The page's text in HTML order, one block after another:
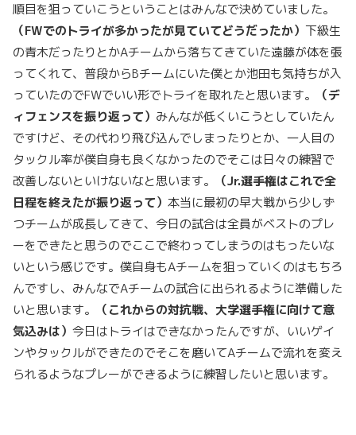
順目を狙っていこうということはみんなで決めていました。
（FWでのトライが多かったが見ていてどうだったか） 下級生
の青木だったりとかAチームから落ちてきていた遠藤が体を張
ってくれて、普段からBチームにいた僕とか池田も気持ちが入
っていたのでFWでいい形でトライを取れたと思います。
（デ
ィフェンスを振り返って） みんなが低くいこうとしていたん
ですけど、その代わり飛び込んでしまったりとか、一人目の
タックル率が僕自身も良くなかったのでそこは日々の練習で
改善しないといけないなと思います。
（Jr.選手権はこれで全
日程を終えたが振り返って） 本当に最初の早大戦から少しず
つチームが成長してきて、今日の試合は全員がベストのプレ
ーをできたと思うのでここで終わってしまうのはもったいな
いという感じです。僕自身もAチームを狙っていくのはもちろ
んですし、みんなでAチームの試合に出られるように準備した
いと思います。
（これからの対抗戦、大学選手権に向けて意
気込みは） 今日はトライはできなかったんですが、いいゲイ
ンやタックルができたのでそこを磨いてAチームで流れを変え
られるようなプレーができるように練習したいと思います。